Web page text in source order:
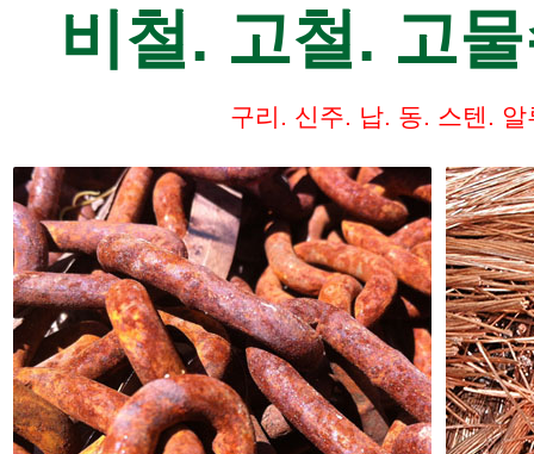
비철. 고철. 고
구리. 신주. 납. 동. 스텐.